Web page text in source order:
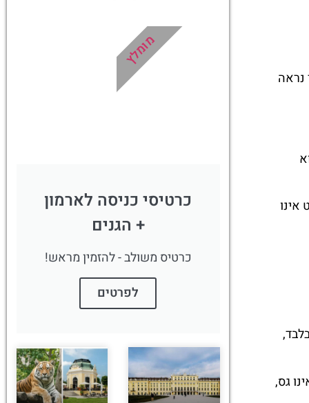
נראה
אינו
גס,
ואינפורמטיבית
לחצו פה!
כרטיסי כניסה לארמון
+ הגנים
כרטיס משולב - להזמין מראש!
לפרטים
מומלץ